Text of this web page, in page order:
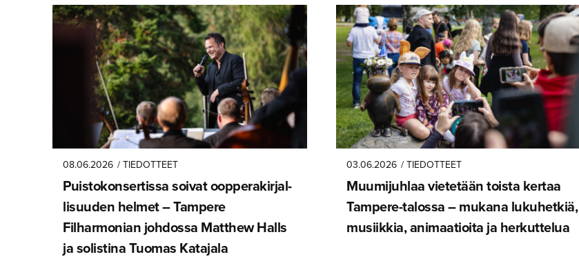
08.06.2026 / TIEDOTTEET
Puistokon­ser­tissa soivat oopperakir­jal­
li­suuden helmet – Tampere
Filharmonian johdossa Matthew Halls
ja solistina Tuomas Katajala
03.06.2026 / TIEDOTTEET
Muumijuhlaa vietetään toista kertaa
Tampere-ta­lossa – mukana lukuhetkiä,
musiikkia, animaatioita ja herkuttelua